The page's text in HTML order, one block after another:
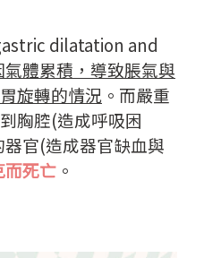
dilatation and
氣體累積，導致脹氣與
旋轉的情況 。而嚴重
胸腔(造成呼吸困
官(造成器官缺血與
而死亡 。